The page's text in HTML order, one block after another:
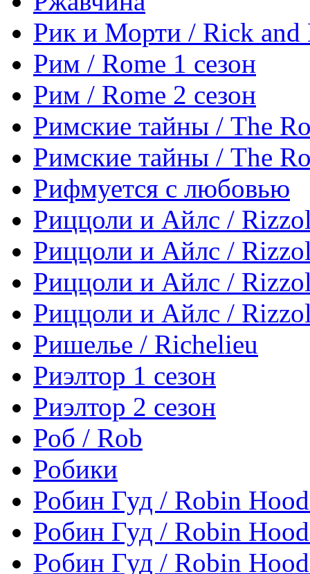
Рик и Морти / Rick
Рим / Rome 1 сезон
Рим / Rome 2 сезон
Римские тайны / The
Римские тайны / The
Рифмуется с любовью
Риццоли и Айлс /
Риццоли и Айлс /
Риццоли и Айлс /
Риццоли и Айлс /
Ришелье / Richelieu
Риэлтор 1 сезон
Риэлтор 2 сезон
Роб / Rob
Робики
Робин Гуд / Robin
Робин Гуд / Robin
Робин Гуд / Robin